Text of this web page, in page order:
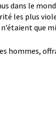
dans le
les plus
que
hommes,